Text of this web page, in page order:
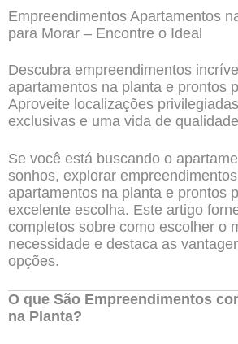
Empreendimentos Apartamentos
para Morar – Encontre o Ideal
Descubra empreendimentos
apartamentos na planta e prontos
Aproveite localizações
exclusivas e uma vida de
Se você está buscando o
sonhos, explorar
apartamentos na planta e prontos
excelente escolha. Este artigo
completos sobre como escolher o
necessidade e destaca as
opções.
O que São Empreendimentos
na Planta?